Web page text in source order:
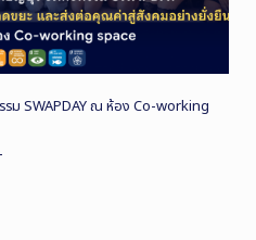
ม SWAPDAY ณ ห้อง Co-working